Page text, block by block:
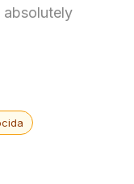
absolutely